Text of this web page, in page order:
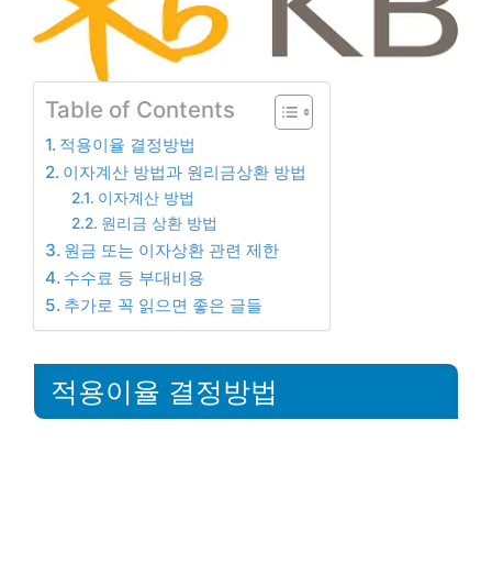
Table of Contents
적용이율 결정방법
이자계산 방법과 원리금상환 방법
이자계산 방법
원리금 상환 방법
원금 또는 이자상환 관련 제한
수수료 등 부대비용
추가로 꼭 읽으면 좋은 글들
적용이율 결정방법